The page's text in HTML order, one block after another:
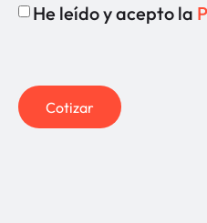
He leído y acepto la
Cotizar